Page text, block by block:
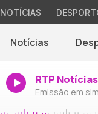
NOTÍCIAS
Notícias
RTP
Emissão em